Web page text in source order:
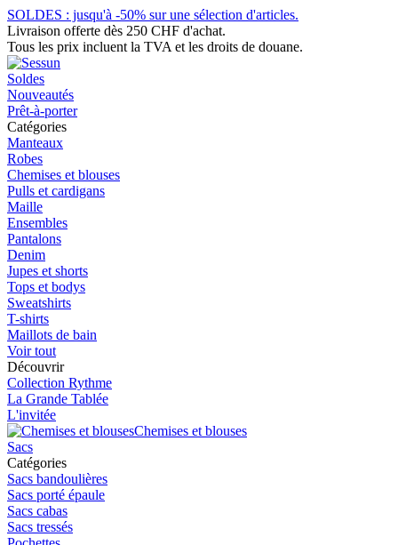
SOLDES : jusqu'à -50% sur une sélection d'articles.
Livraison offerte dès 250 CHF d'achat.
Tous les prix incluent la TVA et les droits de douane.
Soldes
Nouveautés
Prêt-à-porter
Catégories
Manteaux
Robes
Chemises et blouses
Pulls et cardigans
Maille
Ensembles
Pantalons
Denim
Jupes et shorts
Tops et bodys
Sweatshirts
T-shirts
Maillots de bain
Voir tout
Découvrir
Collection Rythme
La Grande Tablée
L'invitée
Chemises et blouses
Sacs
Catégories
Sacs bandoulières
Sacs porté épaule
Sacs cabas
Sacs tressés